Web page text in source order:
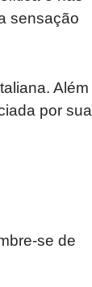
sensação
Além
por sua
se de